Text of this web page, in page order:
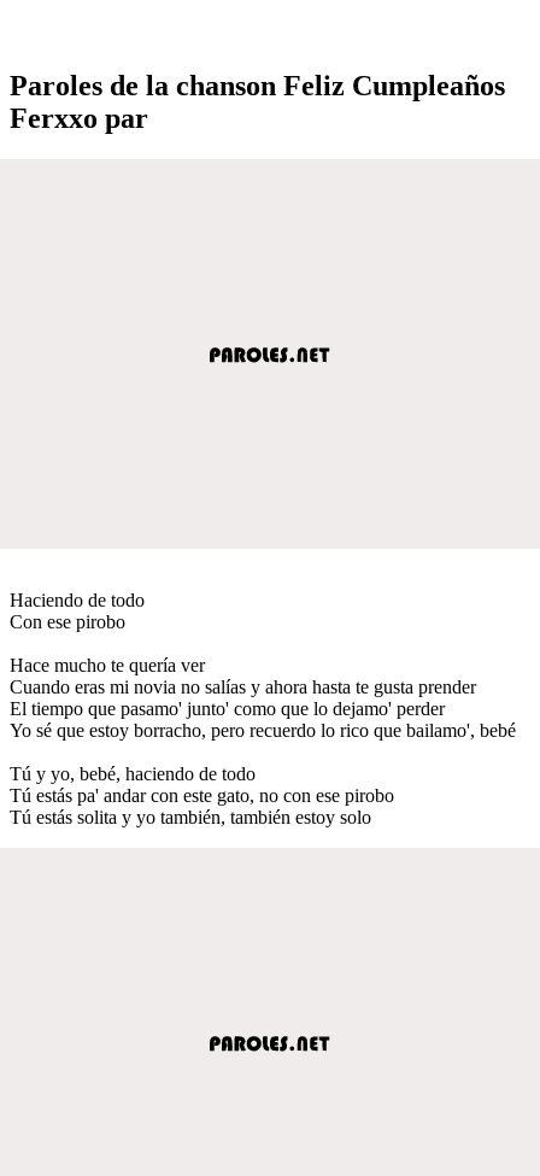
Paroles de la chanson Feliz Cumpleaños
Ferxxo par
Haciendo de todo
Con ese pirobo
Hace mucho te quería ver
Cuando eras mi novia no salías y ahora hasta te gusta prender
El tiempo que pasamo' junto' como que lo dejamo' perder
Yo sé que estoy borracho, pero recuerdo lo rico que bailamo', bebé
Tú y yo, bebé, haciendo de todo
Tú estás pa' andar con este gato, no con ese pirobo
Tú estás solita y yo también, también estoy solo